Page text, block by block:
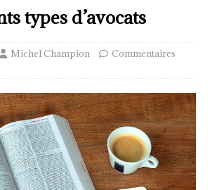
types d’avocats
Michel Champion
Commentaires